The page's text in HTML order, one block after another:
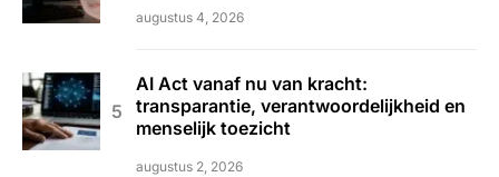
augustus 4, 2026
AI Act vanaf nu van kracht:
transparantie, verantwoordelijkheid en
menselijk toezicht
augustus 2, 2026